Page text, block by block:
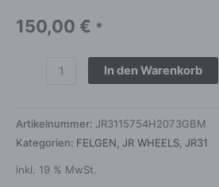
150,00 € *
In den Warenkorb
Artikelnummer: JR3115754H2073GBM
Kategorien: FELGEN JR WHEELS JR31
inkl. 19 % MwSt.